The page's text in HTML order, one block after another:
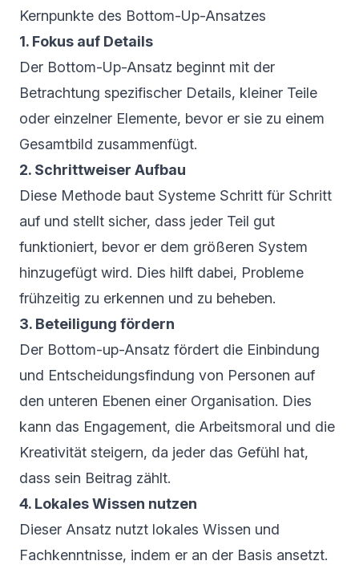
Kernpunkte des Bottom-Up-Ansatzes
1. Fokus auf Details
Der Bottom-Up-Ansatz beginnt mit der
Betrachtung spezifischer Details, kleiner Teile
oder einzelner Elemente, bevor er sie zu einem
Gesamtbild zusammenfügt.
2. Schrittweiser Aufbau
Diese Methode baut Systeme Schritt für Schritt
auf und stellt sicher, dass jeder Teil gut
funktioniert, bevor er dem größeren System
hinzugefügt wird. Dies hilft dabei, Probleme
frühzeitig zu erkennen und zu beheben.
3. Beteiligung fördern
Der Bottom-up-Ansatz fördert die Einbindung
und Entscheidungsfindung von Personen auf
den unteren Ebenen einer Organisation. Dies
kann das Engagement, die Arbeitsmoral und die
Kreativität steigern, da jeder das Gefühl hat,
dass sein Beitrag zählt.
4. Lokales Wissen nutzen
Dieser Ansatz nutzt lokales Wissen und
Fachkenntnisse, indem er an der Basis ansetzt.